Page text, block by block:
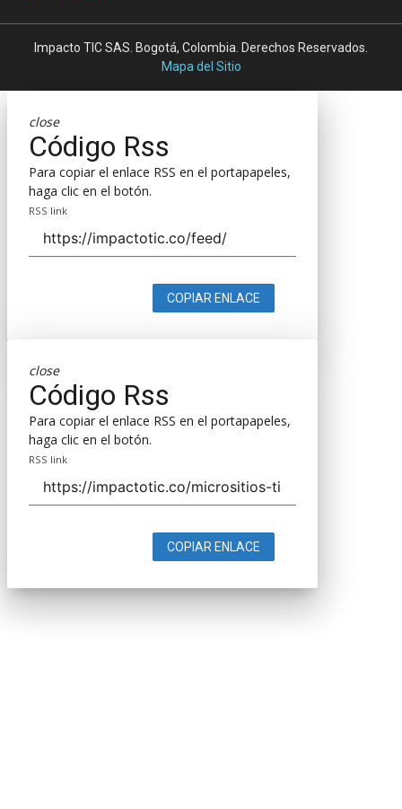
Impacto TIC SAS. Bogotá, Colombia. Derechos Reservados.
Mapa del Sitio
close
Código Rss
Para copiar el enlace RSS en el portapapeles,
haga clic en el botón.
RSS link
COPIAR ENLACE
close
Código Rss
Para copiar el enlace RSS en el portapapeles,
haga clic en el botón.
RSS link
COPIAR ENLACE